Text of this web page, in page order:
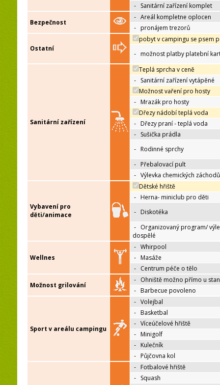
- Sanitární zařízení komplet
Bezpečnost
- Areál kompletne oplocen
- pronájem trezorů
Ostatní
pobyt v campingu se psem
- možnost platby platební
Sanitární zařízení
Teplá sprcha v ceně
- Sanitární zařízení vytápěné
Možnost vaření pro hosty
- Mrazák pro hosty
Dřezy nádobí teplá voda
- Dřezy praní - teplá voda
- Sušička prádla
- Rodinné sprchy
- Přebalovací pult
- Výlevka chemických záchodů
Vybavení pro
děti/animace
Dětské hřiště
- Herna- miniclub pro děti
- Diskotéka
- Organizovaný program/
dospělé
Wellnes
- Whirpool
- Masáže
- Centrum péče o tělo
Možnost grilování
- Ohniště možno přímo u
- Barbecue povoleno
Sport v areálu campingu
- Volejbal
- Basketbal
- Víceúčelové hřiště
- Minigolf
- Kulečník
- Půjčovna kol
- Fotbalové hřiště
- Squash